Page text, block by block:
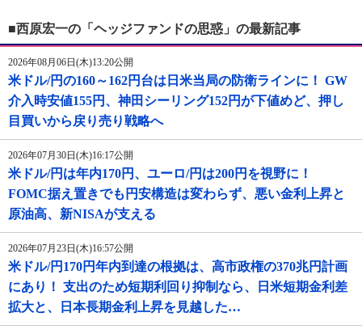
■西原宏一の「ヘッジファンドの思惑」の最新記事
2026年08月06日(木)13:20公開
米ドル/円の160～162円台は日米当局の防衛ラインに！ GW
介入時安値155円、神田シーリング152円が下値めど、押し
目買いから戻り売り戦略へ
2026年07月30日(木)16:17公開
米ドル/円は年内170円、ユーロ/円は200円を視野に！
FOMC据え置きでも円安構造は変わらず、悪い金利上昇と
原油高、新NISAが支える
2026年07月23日(木)16:57公開
米ドル/円170円年内到達の根拠は、高市政権の370兆円計画
にあり！ 支出のため短期利回り抑制なら、日米短期金利差
拡大と、日本長期金利上昇を見越した…